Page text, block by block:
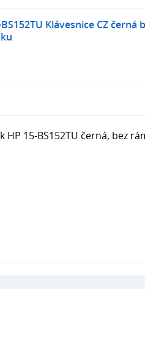
Klávesnice CZ černá
15-BS152TU černá, bez